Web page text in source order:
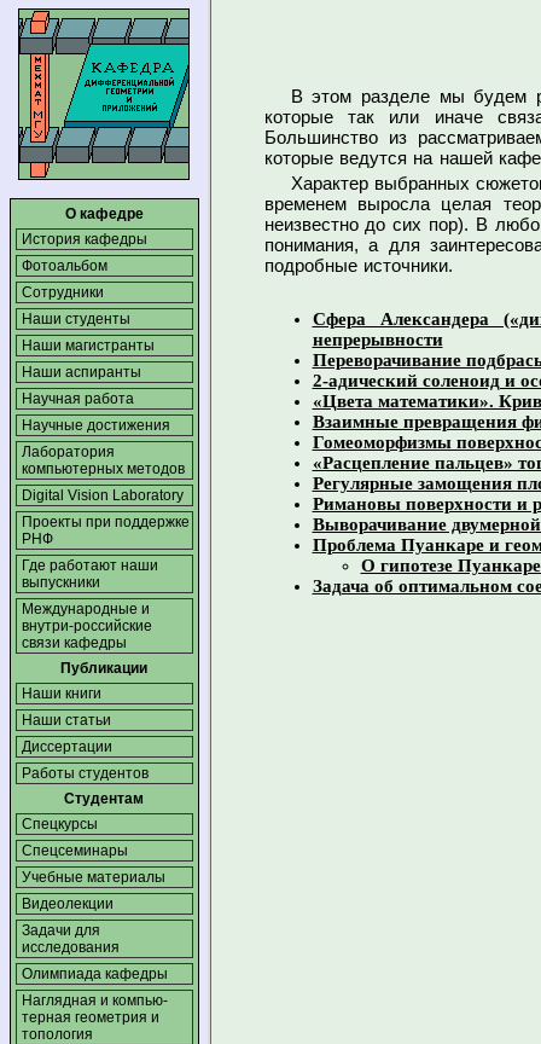
О кафедре
История кафедры
Фотоальбом
Сотрудники
Наши студенты
Наши магистранты
Наши аспиранты
Научная работа
Научные достижения
Лаборатория
компьютерных методов
Digital Vision Laboratory
Проекты при поддержке
РНФ
Где работают наши
выпускники
Международные и
внутри-российские
связи кафедры
Публикации
Наши книги
Наши статьи
Диссертации
Работы студентов
Студентам
Спецкурсы
Спецсеминары
Учебные материалы
Видеолекции
Задачи для
исследования
Олимпиада кафедры
Наглядная и компью­
терная геометрия и
топология
В этом разделе мы будем
которые так или иначе
Большинство из
которые ведутся на нашей
Характер выбранных
временем выросла целая
неизвестно до сих пор). В
понимания, а для
подробные источники.
Сфера Александера
непрерывности
Переворачивание
2-адический соленоид и
«Цвета математики».
Взаимные превращения
Гомеоморфизмы
«Расцепление пальцев»
Регулярные замощения
Римановы поверхности и
Выворачивание
Проблема Пуанкаре и
О гипотезе
Задача об оптимальном